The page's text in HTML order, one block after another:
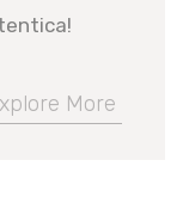
More